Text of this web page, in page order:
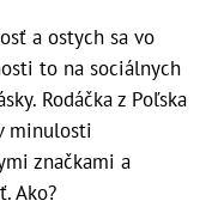
a ostych sa vo
to na sociálnych
Rodáčka z Poľska
minulosti
značkami a
Ako?